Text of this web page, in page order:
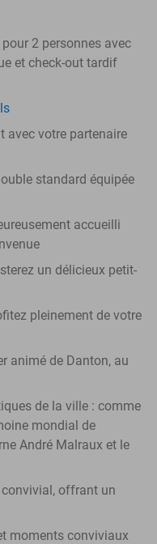
2 personnes avec
et check-out tardif
avec votre partenaire
standard équipée
accueilli
un délicieux petit-
pleinement de votre
animé de Danton, au
de la ville : comme
mondial de
André Malraux et le
offrant un
moments conviviaux